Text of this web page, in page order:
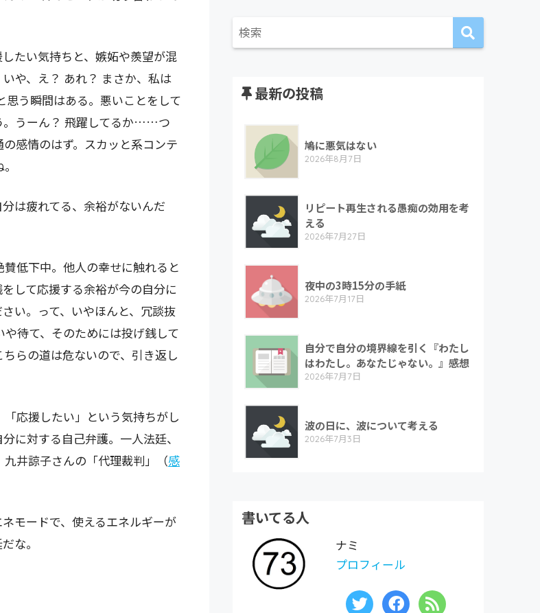
たい気持ちと、嫉妬や羨望が混
や、え？ あれ？ まさか、私は
う瞬間はある。悪いことをして
。うーん？ 飛躍してるか……つ
感情のはず。スカッと系コンテ
は疲れてる、余裕がないんだ
低下中。他人の幸せに触れると
して応援する余裕が今の自分に
い。って、いやほんと、冗談抜
待て、そのためには投げ銭して
らの道は危ないので、引き返し
応援したい」という気持ちがし
に対する自己弁護。一人法廷、
井諒子さんの「代理裁判」（感
モードで、使えるエネルギーが
な。
最新の投稿
鳩に悪気はない
2026年8月7日
リピート再生される愚痴の効用を考
える
2026年7月27日
夜中の3時15分の手紙
2026年7月17日
自分で自分の境界線を引く『わたし
はわたし。あなたじゃない。』感想
2026年7月7日
波の日に、波について考える
2026年7月3日
書いてる人
ナミ
プロフィール